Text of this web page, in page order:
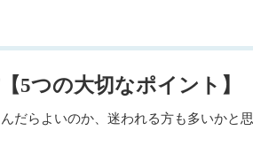
5つの大切なポイント】
だらよいのか、迷われる方も多いかと思